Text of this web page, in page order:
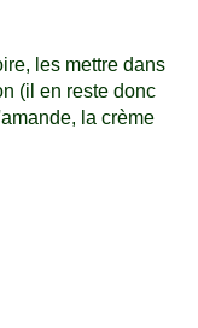
les mettre dans
(il en reste donc
la crème